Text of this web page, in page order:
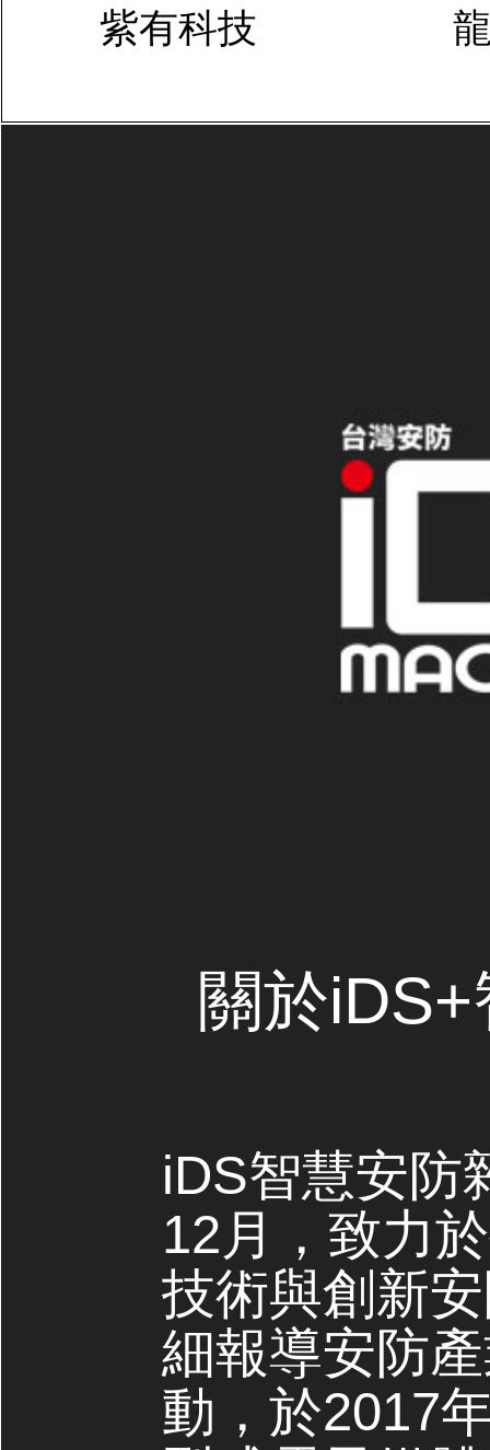
紫有科技
關於
iDS智慧安防
12月，致力
技術與創新
細報導安防
動，於2017